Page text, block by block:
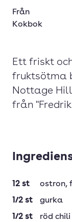
Från
Kokbok
Ett friskt
fruktsötma
Nottage Hill
från
12 st ostron,
1/2 st
gurka
1/2 st
röd chili